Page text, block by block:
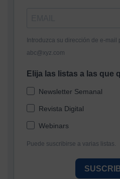
Introduzca su dirección de e-mail
abc@xyz.com
Elija las listas a las que
Newsletter Semanal
Revista Digital
Webinars
Puede suscribirse a varias listas.